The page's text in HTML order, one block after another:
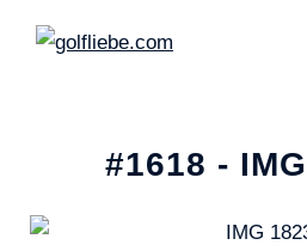
#1618 -